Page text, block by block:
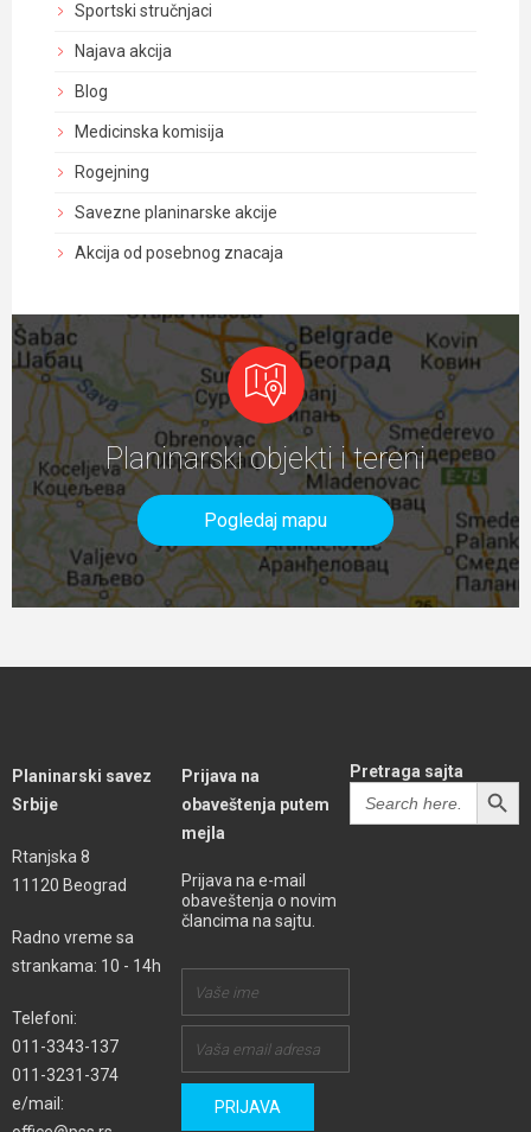
Sportski stručnjaci
Najava akcija
Blog
Medicinska komisija
Rogejning
Savezne planinarske akcije
Akcija od posebnog znacaja
Planinarski objekti i tereni
Pogledaj mapu
Planinarski savez
Srbije
Rtanjska 8
11120 Beograd
Radno vreme sa
strankama: 10 - 14h
Telefoni:
011-3343-137
011-3231-374
e/mail:
Prijava na
obaveštenja putem
mejla
Prijava na e-mail
obaveštenja o novim
člancima na sajtu.
Pretraga sajta
Search
for:
SEARCH